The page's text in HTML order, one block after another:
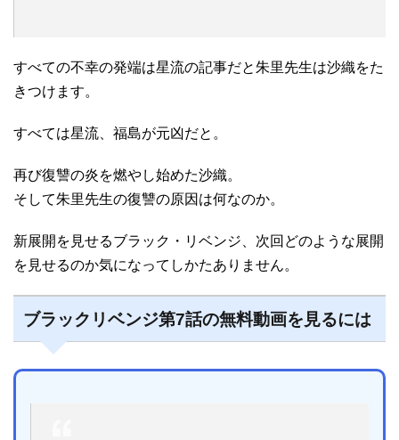
すべての不幸の発端は星流の記事だと朱里先生は沙織をた
きつけます。
すべては星流、福島が元凶だと。
再び復讐の炎を燃やし始めた沙織。
そして朱里先生の復讐の原因は何なのか。
新展開を見せるブラック・リベンジ、次回どのような展開
を見せるのか気になってしかたありません。
ブラックリベンジ第7話の無料動画を見るには